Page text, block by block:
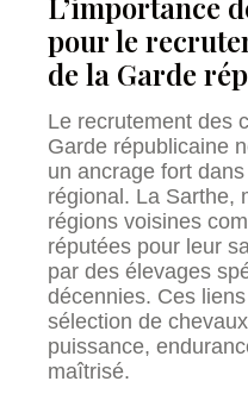
pour le
de la Garde
Le recrutement des
Garde républicaine
un ancrage fort
régional. La Sarthe,
régions voisines
réputées pour leur
par des élevages
décennies. Ces
sélection de
puissance,
maîtrisé.